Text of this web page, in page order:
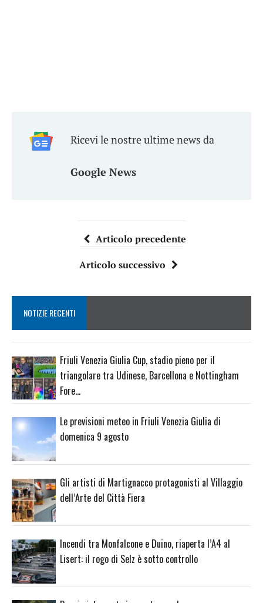
Ricevi le nostre ultime news da
Google News
Articolo precedente
Articolo successivo
NOTIZIE RECENTI
Friuli Venezia Giulia Cup, stadio pieno per il
triangolare tra Udinese, Barcellona e Nottingham
Fore…
Le previsioni meteo in Friuli Venezia Giulia di
domenica 9 agosto
Gli artisti di Martignacco protagonisti al Villaggio
dell’Arte del Città Fiera
Incendi tra Monfalcone e Duino, riaperta l’A4 al
Lisert: il rogo di Selz è sotto controllo